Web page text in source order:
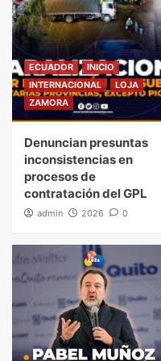
ECUADOR
INICIO
INTERNACIONAL
LOJA
ZAMORA
Denuncian presuntas
inconsistencias en
procesos de
contratación del GPL
admin 2026 0